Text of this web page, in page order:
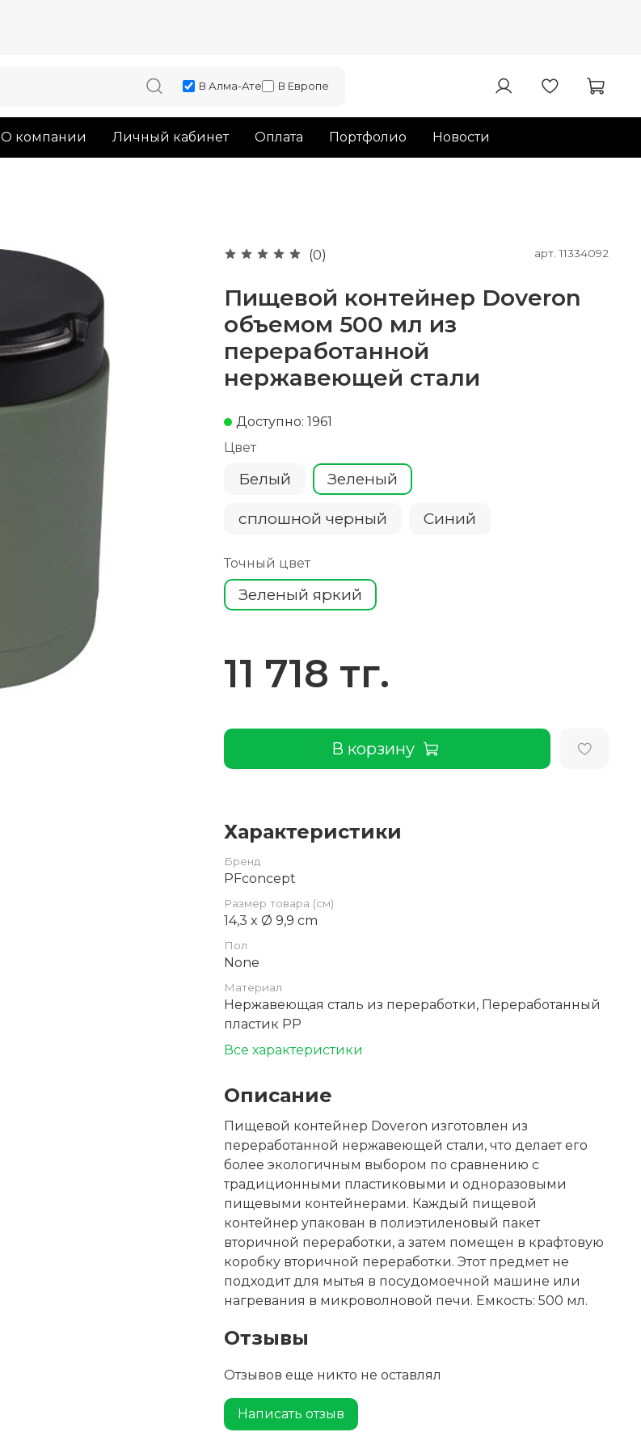
В Алма-Ате В Европе
О компании Личный кабинет Оплата Портфолио Новости
(0) арт.11334092
Пищевой контейнер Doveron
объемом 500 мл из
переработанной
нержавеющей стали
Доступно: 1961
Цвет
Белый Зеленый
сплошной черный Cиний
Точный цвет
Зеленый яркий
11 718 тг.
В корзину
Характеристики
Бренд
PFconcept
Размер товара (см)
14,3 x Ø 9,9 cm
Пол
None
Материал
Нержавеющая сталь из переработки, Переработанный
пластик PP
Все характеристики
Описание
Пищевой контейнер Doveron изготовлен из
переработанной нержавеющей стали, что делает его
более экологичным выбором по сравнению с
традиционными пластиковыми и одноразовыми
пищевыми контейнерами. Каждый пищевой
контейнер упакован в полиэтиленовый пакет
вторичной переработки, а затем помещен в крафтовую
коробку вторичной переработки. Этот предмет не
подходит для мытья в посудомоечной машине или
нагревания в микроволновой печи. Емкость: 500 мл.
Отзывы
Отзывов еще никто не оставлял
Написать отзыв